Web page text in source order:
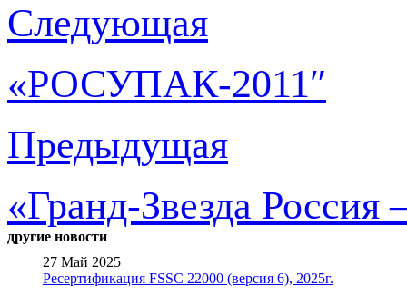
Следующая
«РОСУПАК-2011″
Предыдущая
«Гранд-Звезда
другие новости
27 Май 2025
Ресертификация FSSC 22000 (версия 6), 2025г.